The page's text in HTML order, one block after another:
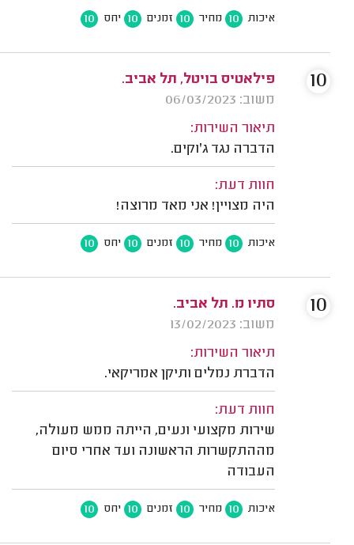
איכות 10 מחיר 10 זמנים 10 יחס 10
פילאטיס בויטל, תל אביב.
משוב: 06/03/2023
תיאור השירות:
הדברה נגד ג'וקים.
חוות דעת:
היה מצויין! אני מאד מרוצה!
איכות 10 מחיר 10 זמנים 10 יחס 10
10
סתיו מ. תל אביב.
משוב: 13/02/2023
תיאור השירות:
הדברת נמלים ותיקן אמריקאי.
חוות דעת:
שירות מקצועי ונעים, הייתה ממש מעולה,
מההתקשרות הראשונה ועד אחרי סיום
העבודה
איכות 10 מחיר 10 זמנים 10 יחס 10
10